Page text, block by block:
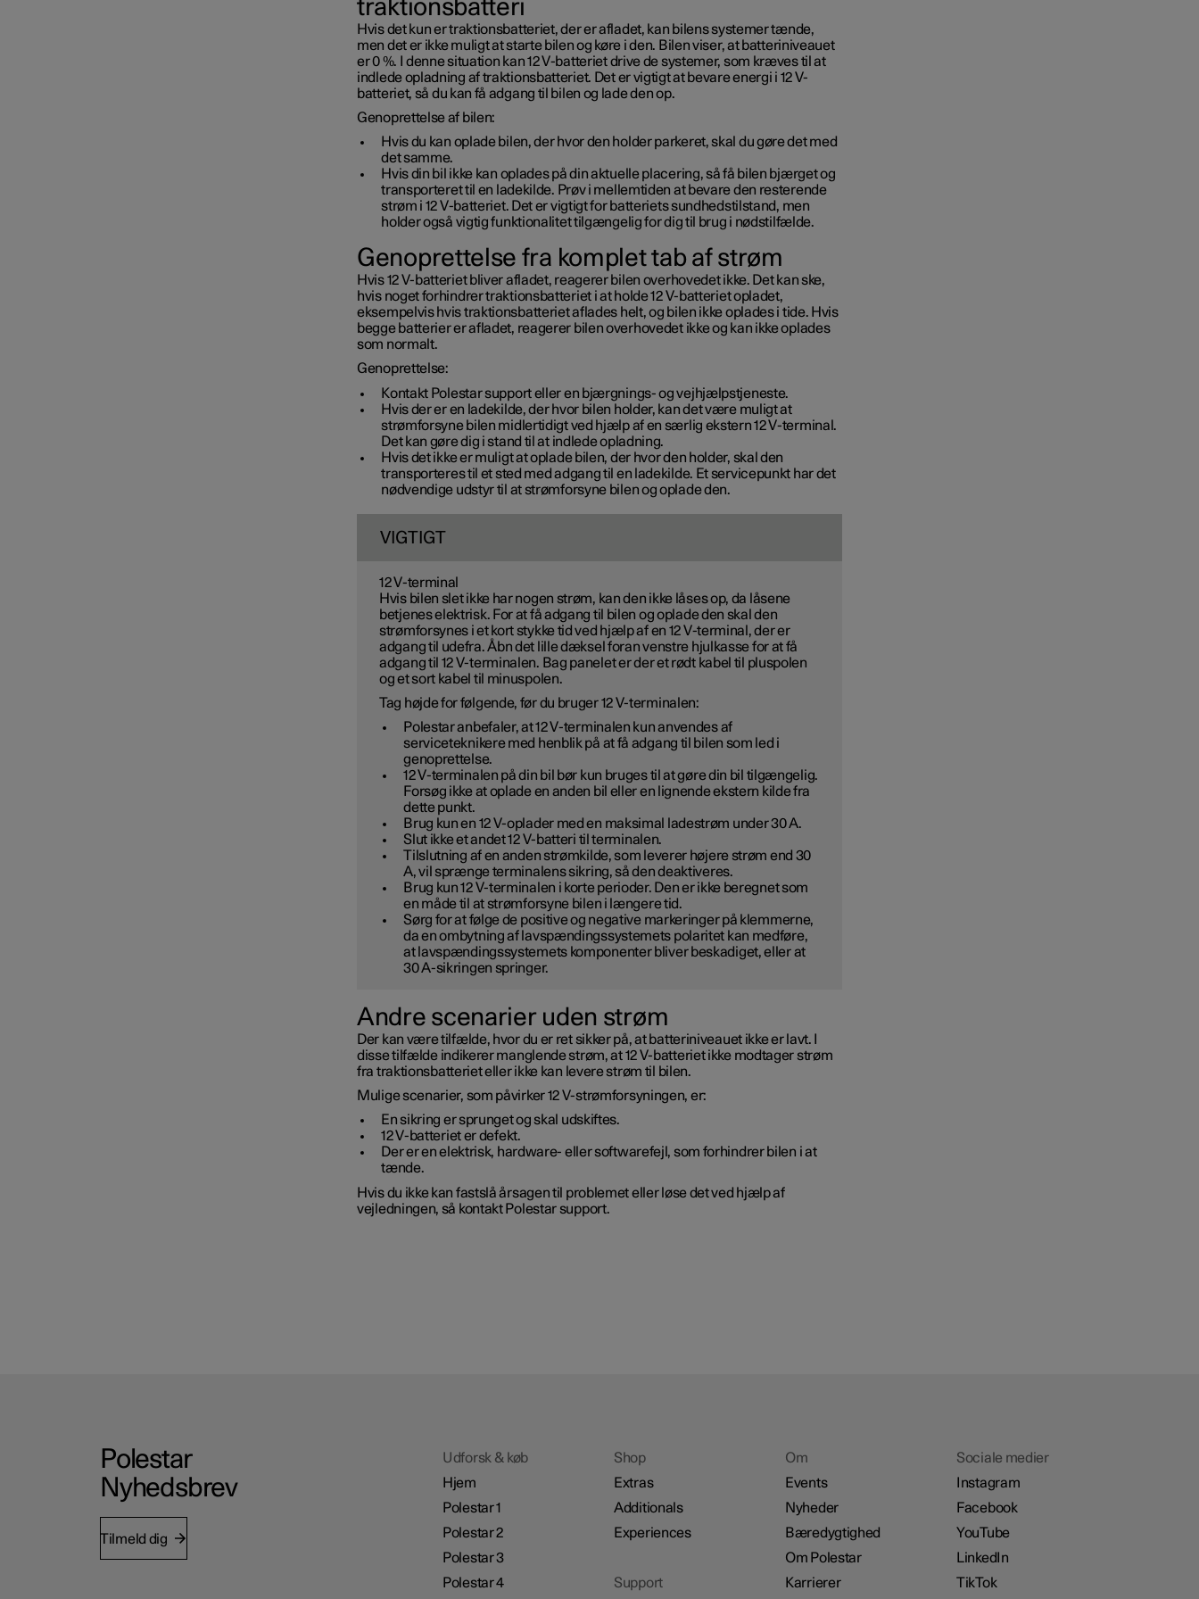
traktionsbatteri
Hvis det kun er traktionsbatteriet, der er afladet, kan bilens systemer tænde,
men det er ikke muligt at starte bilen og køre i den. Bilen viser, at batteriniveauet
er 0 %. I denne situation kan 12 V-batteriet drive de systemer, som kræves til at
indlede opladning af traktionsbatteriet. Det er vigtigt at bevare energi i 12 V-
batteriet, så du kan få adgang til bilen og lade den op.
Genoprettelse af bilen:
Hvis du kan oplade bilen, der hvor den holder parkeret, skal du gøre det med
det samme.
Hvis din bil ikke kan oplades på din aktuelle placering, så få bilen bjærget og
transporteret til en ladekilde. Prøv i mellemtiden at bevare den resterende
strøm i 12 V-batteriet. Det er vigtigt for batteriets sundhedstilstand, men
holder også vigtig funktionalitet tilgængelig for dig til brug i nødstilfælde.
Genoprettelse fra komplet tab af strøm
Hvis 12 V-batteriet bliver afladet, reagerer bilen overhovedet ikke. Det kan ske,
hvis noget forhindrer traktionsbatteriet i at holde 12 V-batteriet opladet,
eksempelvis hvis traktionsbatteriet aflades helt, og bilen ikke oplades i tide. Hvis
begge batterier er afladet, reagerer bilen overhovedet ikke og kan ikke oplades
som normalt.
Genoprettelse:
Kontakt Polestar support eller en bjærgnings- og vejhjælpstjeneste.
Hvis der er en ladekilde, der hvor bilen holder, kan det være muligt at
strømforsyne bilen midlertidigt ved hjælp af en særlig ekstern 12 V-terminal.
Det kan gøre dig i stand til at indlede opladning.
Hvis det ikke er muligt at oplade bilen, der hvor den holder, skal den
transporteres til et sted med adgang til en ladekilde. Et servicepunkt har det
nødvendige udstyr til at strømforsyne bilen og oplade den.
VIGTIGT
12 V-terminal
Hvis bilen slet ikke har nogen strøm, kan den ikke låses op, da låsene
betjenes elektrisk. For at få adgang til bilen og oplade den skal den
strømforsynes i et kort stykke tid ved hjælp af en 12 V-terminal, der er
adgang til udefra. Åbn det lille dæksel foran venstre hjulkasse for at få
adgang til 12 V-terminalen. Bag panelet er der et rødt kabel til pluspolen
og et sort kabel til minuspolen.
Tag højde for følgende, før du bruger 12 V-terminalen:
Polestar anbefaler, at 12 V-terminalen kun anvendes af
serviceteknikere med henblik på at få adgang til bilen som led i
genoprettelse.
12 V-terminalen på din bil bør kun bruges til at gøre din bil tilgængelig.
Forsøg ikke at oplade en anden bil eller en lignende ekstern kilde fra
dette punkt.
Brug kun en 12 V-oplader med en maksimal ladestrøm under 30 A.
Slut ikke et andet 12 V-batteri til terminalen.
Tilslutning af en anden strømkilde, som leverer højere strøm end 30
A, vil sprænge terminalens sikring, så den deaktiveres.
Brug kun 12 V-terminalen i korte perioder. Den er ikke beregnet som
en måde til at strømforsyne bilen i længere tid.
Sørg for at følge de positive og negative markeringer på klemmerne,
da en ombytning af lavspændingssystemets polaritet kan medføre,
at lavspændingssystemets komponenter bliver beskadiget, eller at
30 A-sikringen springer.
Andre scenarier uden strøm
Der kan være tilfælde, hvor du er ret sikker på, at batteriniveauet ikke er lavt. I
disse tilfælde indikerer manglende strøm, at 12 V-batteriet ikke modtager strøm
fra traktionsbatteriet eller ikke kan levere strøm til bilen.
Mulige scenarier, som påvirker 12 V-strømforsyningen, er:
En sikring er sprunget og skal udskiftes.
12 V-batteriet er defekt.
Der er en elektrisk, hardware- eller softwarefejl, som forhindrer bilen i at
tænde.
Hvis du ikke kan fastslå årsagen til problemet eller løse det ved hjælp af
vejledningen, så kontakt Polestar support.
Polestar
Nyhedsbrev
Tilmeld dig
Udforsk & køb
Hjem
Polestar 1
Polestar 2
Polestar 3
Polestar 4
Shop
Extras
Additionals
Experiences
Support
Om
Events
Nyheder
Bæredygtighed
Om Polestar
Karrierer
Sociale medier
Instagram
Facebook
YouTube
LinkedIn
TikTok